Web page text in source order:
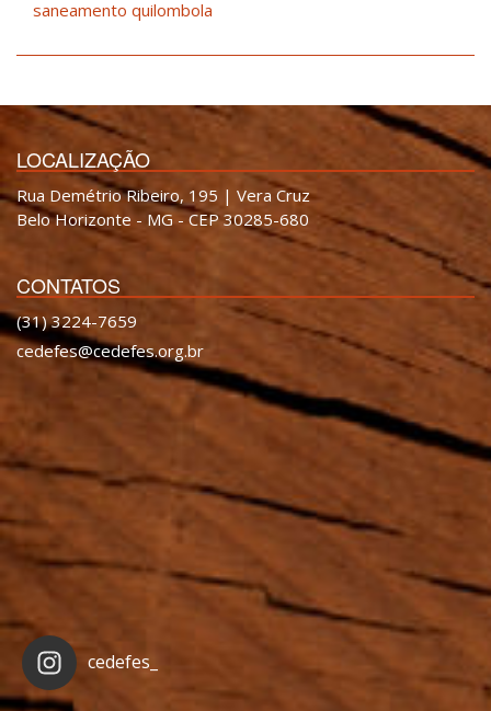
saneamento quilombola
LOCALIZAÇÃO
Rua Demétrio Ribeiro, 195 | Vera Cruz
Belo Horizonte - MG - CEP 30285-680
CONTATOS
(31) 3224-7659
cedefes@cedefes.org.br
cedefes_